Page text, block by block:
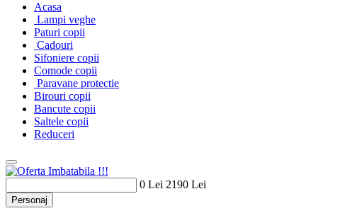
Acasa
Lampi veghe
Paturi copii
Cadouri
Sifoniere copii
Comode copii
Paravane protectie
Birouri copii
Bancute copii
Saltele copii
Reduceri
0 Lei 2190 Lei
Personaj